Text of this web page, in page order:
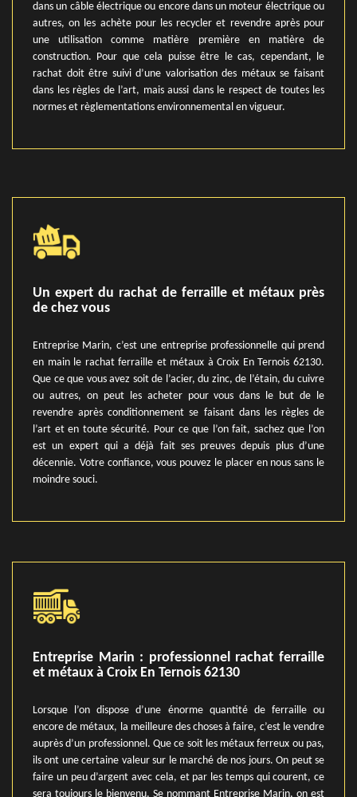
dans un câble électrique ou encore dans un moteur électrique ou
autres, on les achète pour les recycler et revendre après pour
une utilisation comme matière première en matière de
construction. Pour que cela puisse être le cas, cependant, le
rachat doit être suivi d’une valorisation des métaux se faisant
dans les règles de l’art, mais aussi dans le respect de toutes les
normes et règlementations environnemental en vigueur.
Un expert du rachat de ferraille et métaux près
de chez vous
Entreprise Marin, c’est une entreprise professionnelle qui prend
en main le rachat ferraille et métaux à Croix En Ternois 62130.
Que ce que vous avez soit de l’acier, du zinc, de l’étain, du cuivre
ou autres, on peut les acheter pour vous dans le but de le
revendre après conditionnement se faisant dans les règles de
l’art et en toute sécurité. Pour ce que l’on fait, sachez que l’on
est un expert qui a déjà fait ses preuves depuis plus d’une
décennie. Votre confiance, vous pouvez le placer en nous sans le
moindre souci.
Entreprise Marin : professionnel rachat ferraille
et métaux à Croix En Ternois 62130
Lorsque l’on dispose d’une énorme quantité de ferraille ou
encore de métaux, la meilleure des choses à faire, c’est le vendre
auprès d’un professionnel. Que ce soit les métaux ferreux ou pas,
ils ont une certaine valeur sur le marché de nos jours. On peut se
faire un peu d’argent avec cela, et par les temps qui courent, ce
sera toujours le bienvenu. Se nommant Entreprise Marin, on est